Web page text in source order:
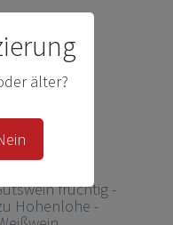
älter?
fruchtig -
Hohenlohe -